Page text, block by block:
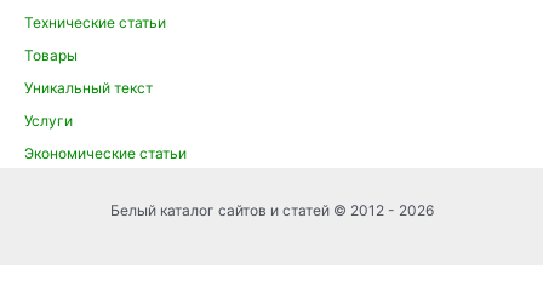
Технические статьи
Товары
Уникальный текст
Услуги
Экономические статьи
Белый каталог сайтов и статей © 2012 - 2026